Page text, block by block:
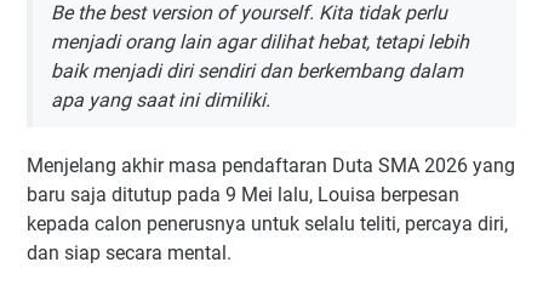
Be the best version of yourself. Kita tidak perlu
menjadi orang lain agar dilihat hebat, tetapi lebih
baik menjadi diri sendiri dan berkembang dalam
apa yang saat ini dimiliki.
Menjelang akhir masa pendaftaran Duta SMA 2026 yang
baru saja ditutup pada 9 Mei lalu, Louisa berpesan
kepada calon penerusnya untuk selalu teliti, percaya diri,
dan siap secara mental.